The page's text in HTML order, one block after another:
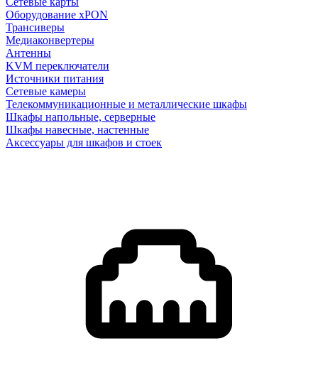
Оборудование xPON
Трансиверы
Медиаконвертеры
Антенны
KVM переключатели
Источники питания
Сетевые камеры
Телекоммуникационные и металлические шкафы
Шкафы напольные, серверные
Шкафы навесные, настенные
Аксессуары для шкафов и стоек